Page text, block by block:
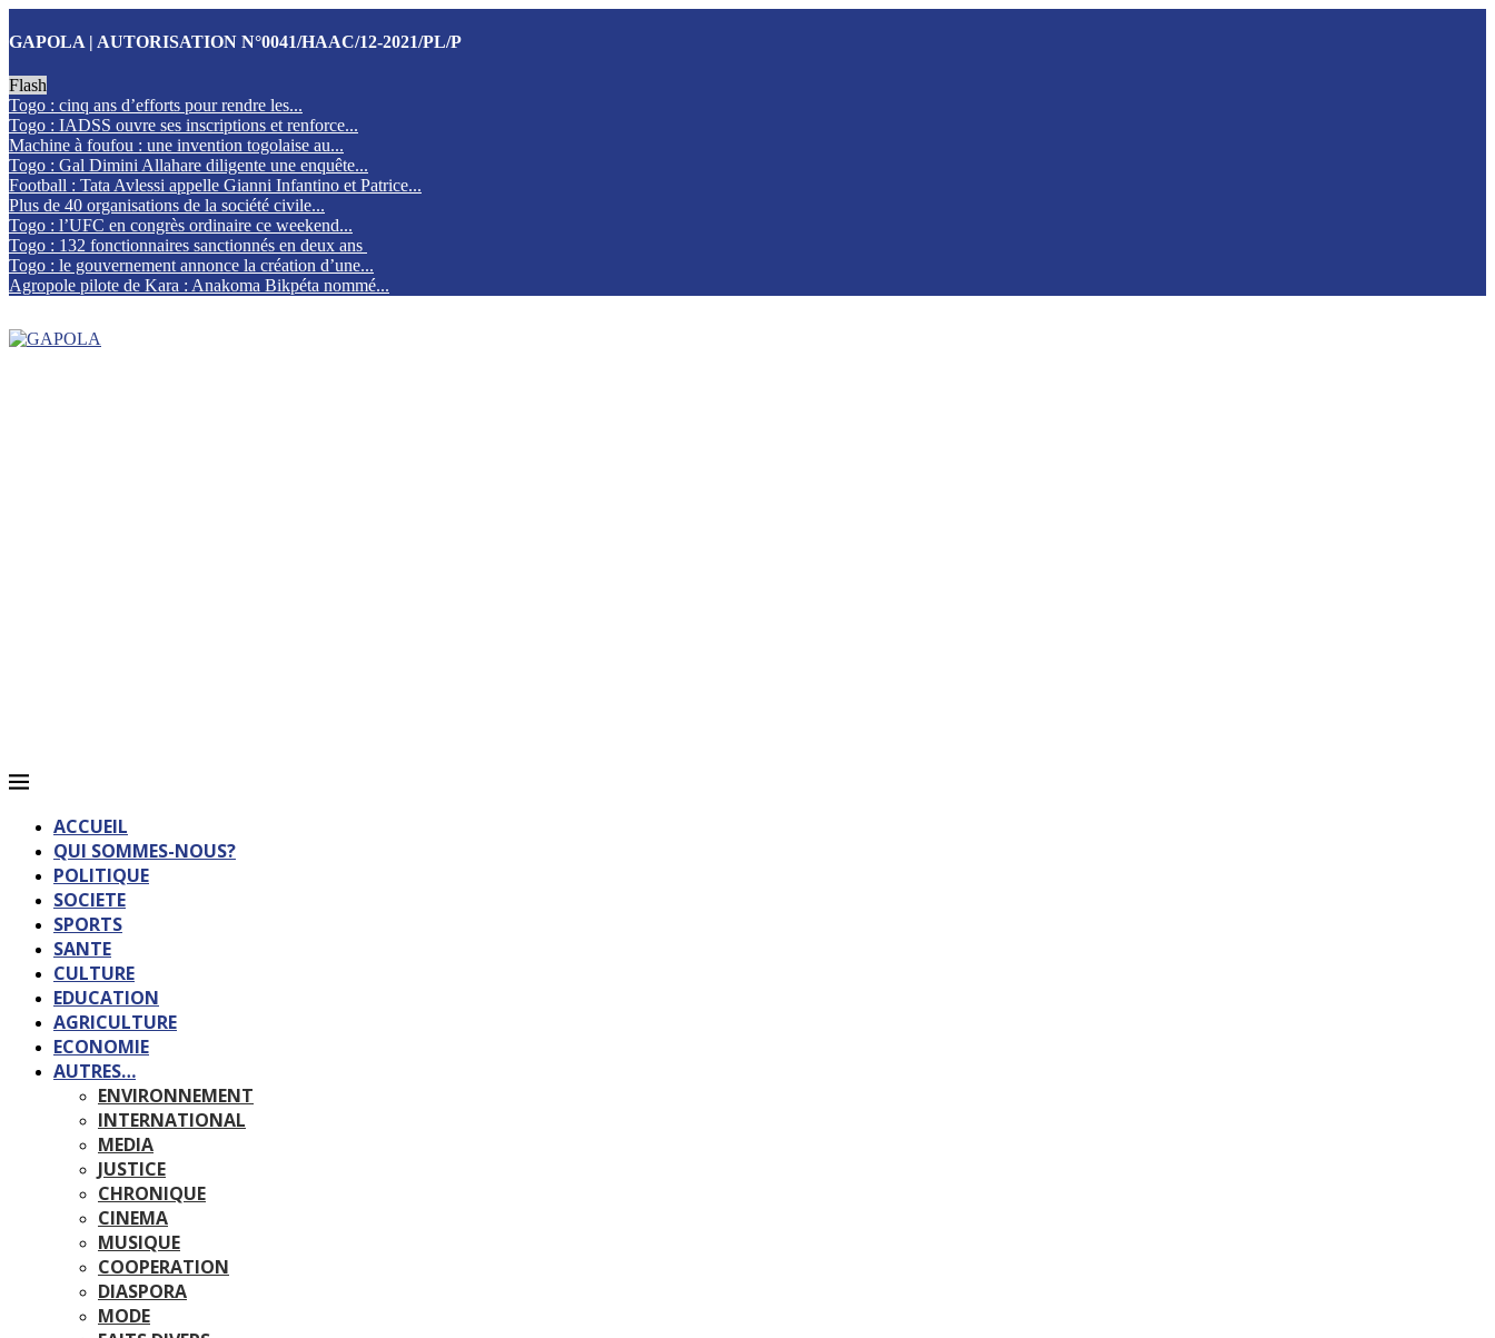
GAPOLA | AUTORISATION N°0041/HAAC/12-2021/PL/P
Flash
Togo : cinq ans d’efforts pour rendre les...
Togo : IADSS ouvre ses inscriptions et renforce...
Machine à foufou : une invention togolaise au...
Togo : Gal Dimini Allahare diligente une enquête...
Football : Tata Avlessi appelle Gianni Infantino et Patrice...
Plus de 40 organisations de la société civile...
Togo : l’UFC en congrès ordinaire ce weekend...
Togo : 132 fonctionnaires sanctionnés en deux ans
Togo : le gouvernement annonce la création d’une...
Agropole pilote de Kara : Anakoma Bikpéta nommé...
ACCUEIL
QUI SOMMES-NOUS?
POLITIQUE
SOCIETE
SPORTS
SANTE
CULTURE
EDUCATION
AGRICULTURE
ECONOMIE
AUTRES…
ENVIRONNEMENT
INTERNATIONAL
MEDIA
JUSTICE
CHRONIQUE
CINEMA
MUSIQUE
COOPERATION
DIASPORA
MODE